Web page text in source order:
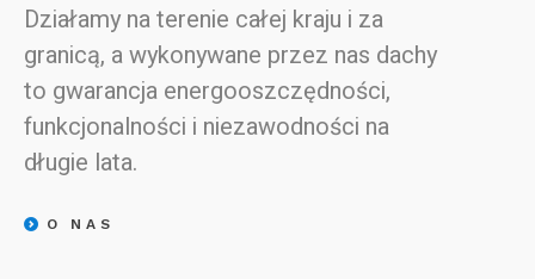
Działamy na terenie całej kraju i za
granicą, a wykonywane przez nas dachy
to gwarancja energooszczędności,
funkcjonalności i niezawodności na
długie lata.
O NAS